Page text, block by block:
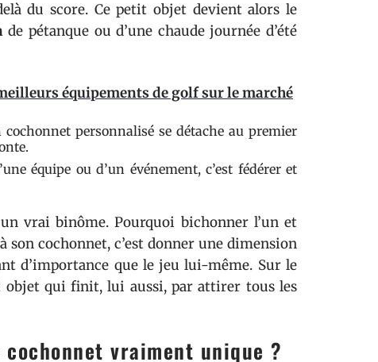
du score. Ce petit objet devient alors le
de pétanque ou d’une chaude journée d’été
équipements de golf sur le marché
personnalisé se détache au premier
équipe ou d’un événement, c’est fédérer et
vrai binôme. Pourquoi bichonner l’un et
son cochonnet, c’est donner une dimension
d’importance que le jeu lui-même. Sur le
qui finit, lui aussi, par attirer tous les
vraiment unique ?